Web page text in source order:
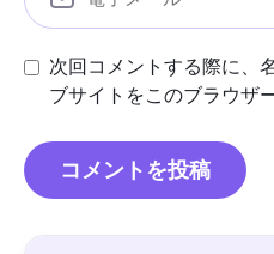
次回コメントする際に、
ブサイトをこのブラウザ